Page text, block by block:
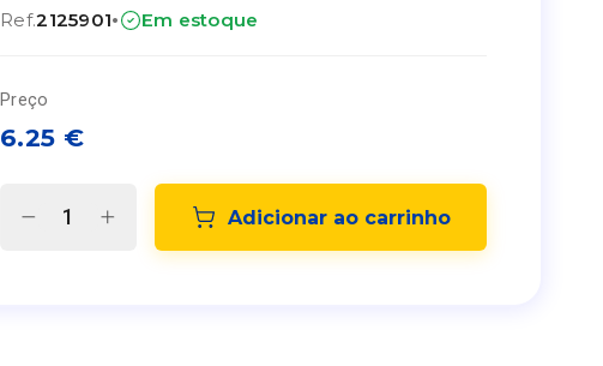
Ref.2125901· Em estoque
Preço
6.25 €
Adicionar ao carrinho